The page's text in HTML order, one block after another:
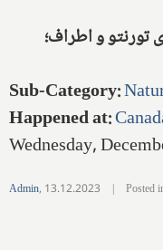
تورنتو و اطراف؛
Sub-Category:
Happened at:
Wednesday,
Admin, 13.12.2023 | Posted